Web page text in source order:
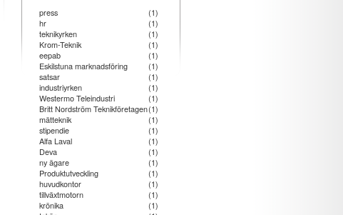
press
(1)
hr
(1)
teknikyrken
(1)
Krom-Teknik
(1)
eepab
(1)
Eskilstuna marknadsföring
(1)
satsar
(1)
industriyrken
(1)
Westermo Teleindustri
(1)
Britt Nordström Teknikföretagen(1)
mätteknik
(1)
stipendie
(1)
Alfa Laval
(1)
Deva
(1)
ny ägare
(1)
Produktutveckling
(1)
huvudkontor
(1)
tillväxtmotorn
(1)
krönika
(1)